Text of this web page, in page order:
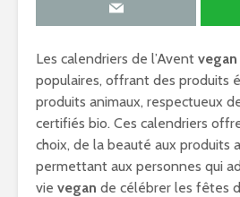
Les calendriers de l’Avent vegan
populaires, offrant des produits
produits animaux, respectueux
certifiés bio. Ces calendriers
choix, de la beauté aux produits
permettant aux personnes qui
vie vegan de célébrer les fêtes